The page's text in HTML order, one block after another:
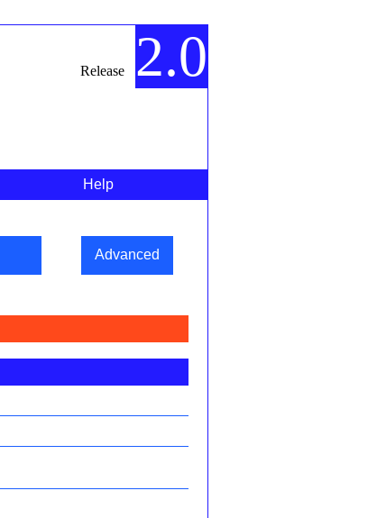
Release 2.0
Help
Advanced